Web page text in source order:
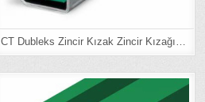
CT Dubleks Zincir Kızak Zincir Kızağı…